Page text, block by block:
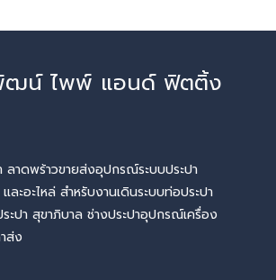
น์ ไพพ์ แอนด์ ฟิตติ้ง
ลาดพร้าวขายส่งอุปกรณ์ระบบประปา
ะอะไหล่ สำหรับงานเดินระบบท่อประปา
ะปา สุขาภิบาล ช่างประปาอุปกรณ์เครื่อง
ส่ง